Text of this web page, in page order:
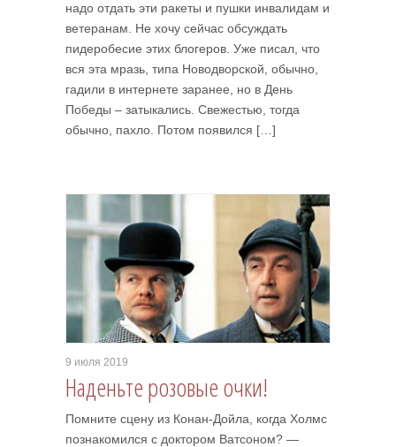
надо отдать эти ракеты и пушки инвалидам и
ветеранам. Не хочу сейчас обсуждать
пидеробесие этих блогеров. Уже писал, что
вся эта мразь, типа Новодворской, обычно,
гадили в интернете заранее, но в День
Победы – затыкались. Свежестью, тогда
обычно, пахло. Потом появился […]
9 июля 2019
Наденьте розовые очки!
Помните сцену из Конан-Дойла, когда Холмс
познакомился с доктором Ватсоном? —